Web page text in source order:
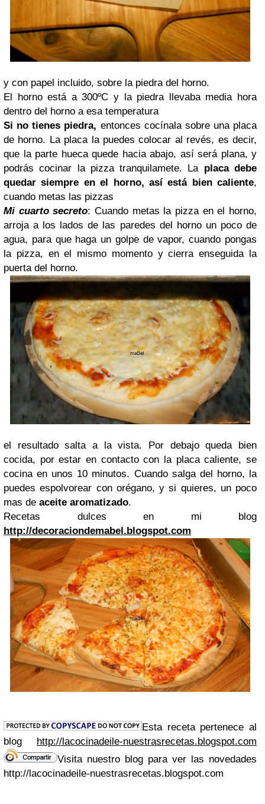
y con papel incluido, sobre la piedra del horno.
El horno está a 300ºC y la piedra llevaba media hora
dentro del horno a esa temperatura
Si no tienes piedra, entonces cocínala sobre una placa
de horno. La placa la puedes colocar al revés, es decir,
que la parte hueca quede hacia abajo, así será plana, y
podrás cocinar la pizza tranquilamete. Laplaca debe
quedar siempre en el horno, así está bien caliente,
cuando metas las pizzas
Mi cuarto secreto: Cuando metas la pizza en el horno,
arroja a los lados de las paredes del horno un poco de
agua, para que haga un golpe de vapor, cuando pongas
la pizza, en el mismo momento y cierra enseguida la
puerta del horno.
el resultado salta a la vista. Por debajo queda bien
cocida, por estar en contacto con la placa caliente, se
cocina en unos 10 minutos. Cuando salga del horno, la
puedes espolvorear con orégano, y si quieres, un poco
mas de aceite aromatizado.
Recetas dulces en mi blog
http://decoraciondemabel.blogspot.com
Esta receta pertenece al
blog
http://lacocinadeile-nuestrasrecetas.blogspot.com
Visita nuestro blog para ver las novedades
http://lacocinadeile-nuestrasrecetas.blogspot.com